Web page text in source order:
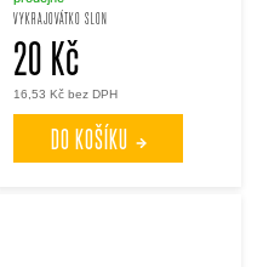
VYKRAJOVÁTKO SLON
16,53 Kč bez DPH
20 Kč
DO KOŠÍKU